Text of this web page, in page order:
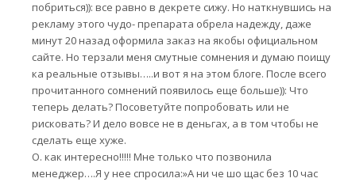
побриться)): все равно в декрете сижу. Но наткнувшись на
рекламу этого чудо- препарата обрела надежду, даже
минут 20 назад оформила заказ на якобы официальном
сайте. Но терзали меня смутные сомнения и думаю поищу
ка реальные отзывы…..и вот я на этом блоге. После всего
прочитанного сомнений появилось еще больше)): Что
теперь делать? Посоветуйте попробовать или не
рисковать? И дело вовсе не в деньгах, а в том чтобы не
сделать еще хуже.
О. как интересно!!!!! Мне только что позвонила
менеджер….Я у нее спросила:»А ни че шо щас без 10 час